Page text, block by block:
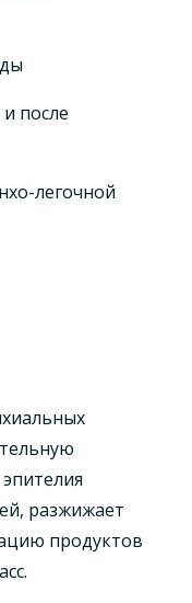
после
легочной
разжижает
продуктов